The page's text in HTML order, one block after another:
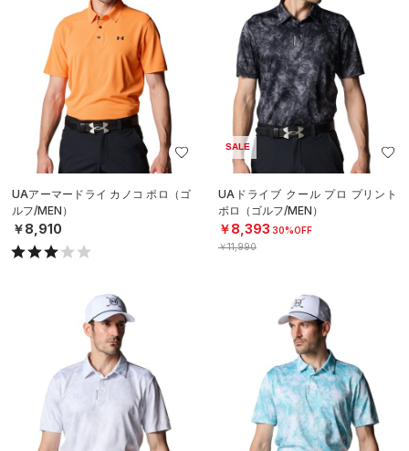
UAアーマードライ カノコ ポロ（ゴ
ルフ/MEN）
￥8,910
SALE
UAドライブ クール プロ プリント
ポロ（ゴルフ/MEN）
￥8,393 30%OFF
￥11,990